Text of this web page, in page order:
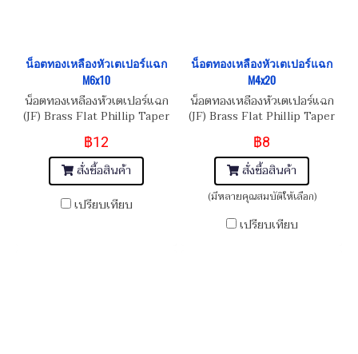
น็อตทองเหลืองหัวเตเปอร์แฉก
M6x10
น็อตทองเหลืองหัวเตเปอร์แฉก
(JF) Brass Flat Phillip Taper
Head Screw M6x1.0x10
฿12
สั่งซื้อสินค้า
เปรียบเทียบ
น็อตทองเหลืองหัวเตเปอร์แฉก
M4x20
น็อตทองเหลืองหัวเตเปอร์แฉก
(JF) Brass Flat Phillip Taper
Head Screw M4x0.7x20
฿8
สั่งซื้อสินค้า
(มีหลายคุณสมบัติให้เลือก)
เปรียบเทียบ